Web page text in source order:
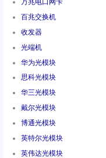
万兆电口网卡
百兆交换机
收发器
光端机
华为光模块
思科光模块
华三光模块
戴尔光模块
博通光模块
英特尔光模块
英伟达光模块